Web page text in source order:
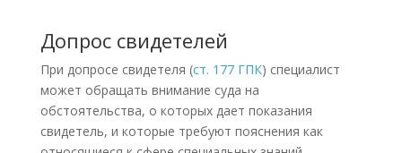
Допрос свидетелей
При допросе свидетеля (ст. 177 ГПК) специалист
может обращать внимание суда на
обстоятельства, о которых дает показания
свидетель, и которые требуют пояснения как